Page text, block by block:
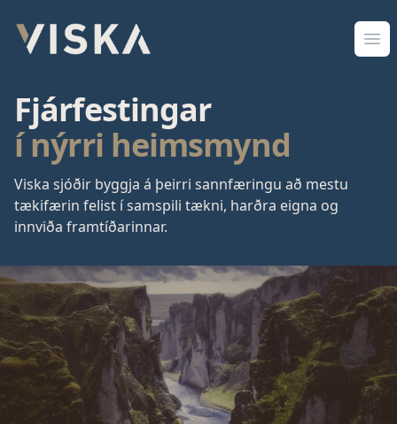
Viska Sjóðir
Fjárfestingar
í nýrri heimsmynd
Viska sjóðir byggja á þeirri sannfæringu að mestu
tækifærin felist í samspili tækni, harðra eigna og
innviða framtíðarinnar.